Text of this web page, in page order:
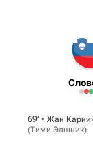
69‎’‎ • Жан
(Тими Элшник)